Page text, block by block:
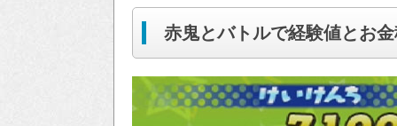
赤鬼とバトルで経験値とお